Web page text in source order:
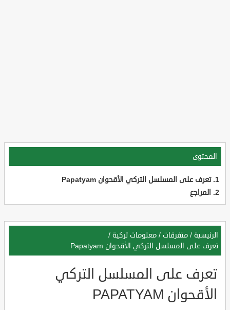
المحتوى
تعرف على المسلسل التركي الأقحوان Papatyam
المراجع
الرئيسية / متفرقات / معلومات تركية /
تعرف على المسلسل التركي الأقحوان Papatyam
تعرف على المسلسل التركي
الأقحوان PAPATYAM